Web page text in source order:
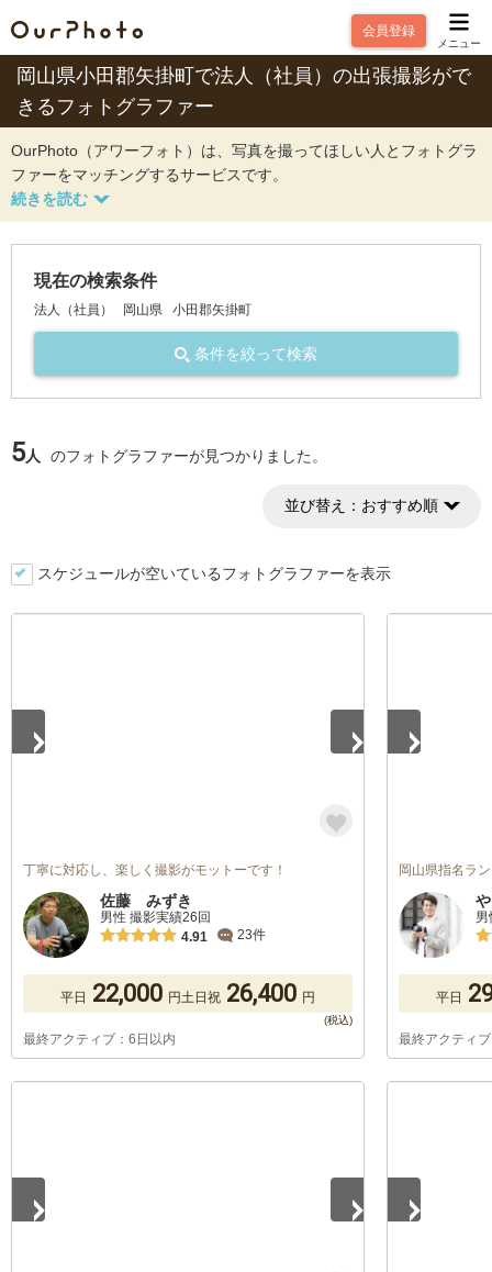
会員登録
メニュー
岡山県小田郡矢掛町で法人（社員）の出張撮影がで
きるフォトグラファー
OurPhoto（アワーフォト）は、写真を撮ってほしい人とフォトグラ
ファーをマッチングするサービスです。
現在の検索条件
法人（社員） 岡山県 小田郡矢掛町
条件を絞って検索
5人 のフォトグラファーが見つかりました。
並び替え： おすすめ順
スケジュールが空いているフォトグラファーを表示
丁寧に対応し、楽しく撮影がモットーです！
佐藤 みずき
男性 撮影実績26回
4.91
23件
平日 22,000 円土日祝 26,400 円
最終アクティブ：6日以内
岡山県指名ラ
平日
最終アクティ